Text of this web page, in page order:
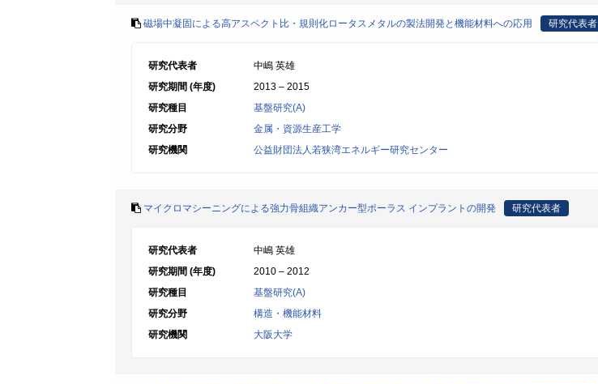
磁場中凝固による高アスペクト比・規則化ロータスメタルの製法開発と機能材料への応用 研究代表者
研究代表者
中嶋 英雄
研究期間 (年度)
2013 – 2015
研究種目
基盤研究(A)
研究分野
金属・資源生産工学
研究機関
公益財団法人若狭湾エネルギー研究センター
マイクロマシーニングによる強力骨組織アンカー型ポーラス インプラントの開発 研究代表者
研究代表者
中嶋 英雄
研究期間 (年度)
2010 – 2012
研究種目
基盤研究(A)
研究分野
構造・機能材料
研究機関
大阪大学